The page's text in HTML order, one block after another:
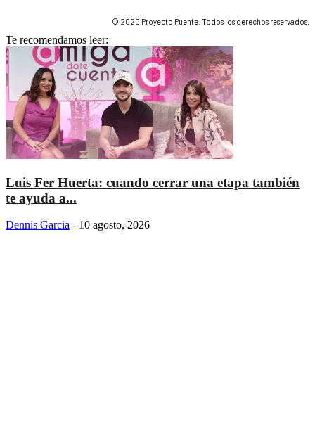
© 2020 Proyecto Puente. Todos los derechos reservados.
Te recomendamos leer:
Luis Fer Huerta: cuando cerrar una etapa también
te ayuda a...
Dennis Garcia - 10 agosto, 2026